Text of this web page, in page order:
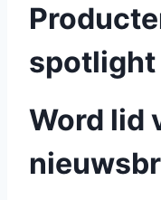
spotlight
Word lid